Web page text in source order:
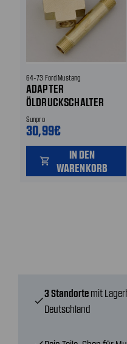
64-73 Ford Mustang
ADAPTER
ÖLDRUCKSCHALTER
Sunpro
30,99€
shopping_cart
IN DEN
WARENKORB
check
3 Standorte mit
Deutschland